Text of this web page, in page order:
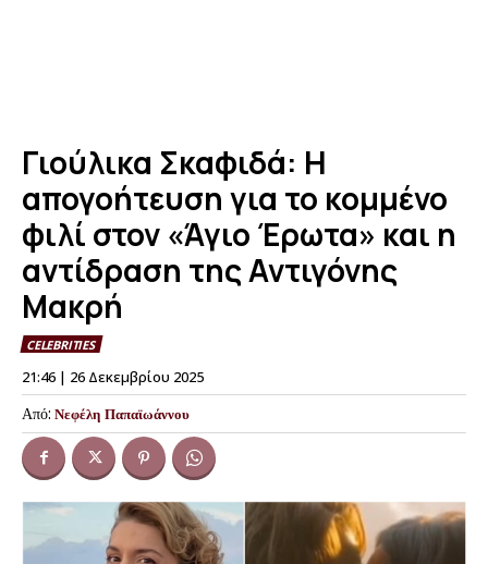
Γιούλικα Σκαφιδά: Η
απογοήτευση για το κομμένο
φιλί στον «Άγιο Έρωτα» και η
αντίδραση της Αντιγόνης
Μακρή
CELEBRITIES
21:46 | 26 Δεκεμβρίου 2025
Από: Νεφέλη Παπαϊωάννου